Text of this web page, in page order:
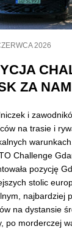
2026
ZA
i
na trasie i
Challenge
pozycję
stolic
najbardziej
na dystansie
po morderczej